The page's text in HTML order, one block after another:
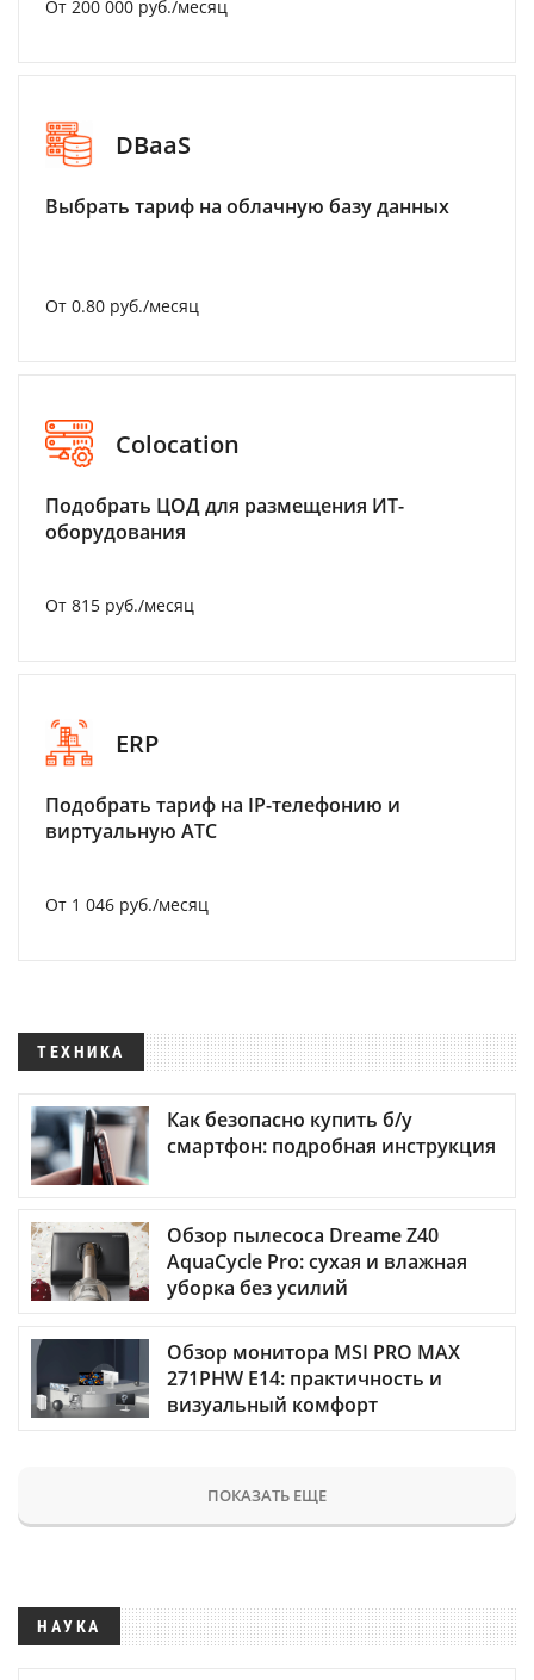
От 200 000 руб./месяц
DBaaS
Выбрать тариф на облачную базу данных
От 0.80 руб./месяц
Colocation
Подобрать ЦОД для размещения ИТ-
оборудования
От 815 руб./месяц
ERP
Подобрать тариф на IP-телефонию и
виртуальную АТС
От 1 046 руб./месяц
ТЕХНИКА
Как безопасно купить б/у
смартфон: подробная инструкция
Обзор пылесоса Dreame Z40
AquaCycle Pro: сухая и влажная
уборка без усилий
Обзор монитора MSI PRO MAX
271PHW E14: практичность и
визуальный комфорт
ПОКАЗАТЬ ЕЩЕ
НАУКА